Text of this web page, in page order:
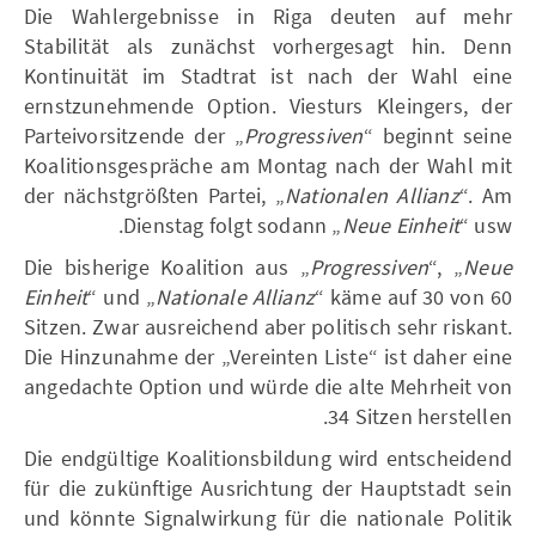
Die Wahlergebnisse in Riga deuten auf mehr
Stabilität als zunächst vorhergesagt hin. Denn
Kontinuität im Stadtrat ist nach der Wahl eine
ernstzunehmende Option. Viesturs Kleingers, der
Parteivorsitzende der „Progressiven“ beginnt seine
Koalitionsgespräche am Montag nach der Wahl mit
der nächstgrößten Partei, „Nationalen Allianz“. Am
Dienstag folgt sodann „Neue Einheit“ usw.
Die bisherige Koalition aus „Progressiven“, „Neue
Einheit“ und „Nationale Allianz“ käme auf 30 von 60
Sitzen. Zwar ausreichend aber politisch sehr riskant.
Die Hinzunahme der „Vereinten Liste“ ist daher eine
angedachte Option und würde die alte Mehrheit von
34 Sitzen herstellen.
Die endgültige Koalitionsbildung wird entscheidend
für die zukünftige Ausrichtung der Hauptstadt sein
und könnte Signalwirkung für die nationale Politik